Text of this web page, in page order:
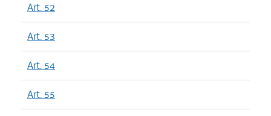
Art. 52
Art. 53
Art. 54
Art. 55